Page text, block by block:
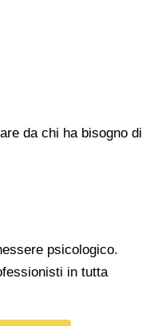
da chi ha bisogno di
psicologico.
in tutta